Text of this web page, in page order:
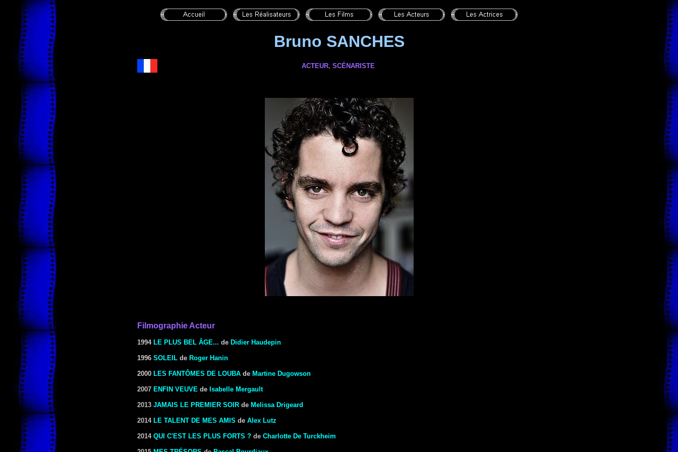
Bruno SANCHES
ACTEUR, SCÉNARISTE
Filmographie Acteur
1994 LE PLUS BEL ÂGE... de Didier Haudepin
1996 SOLEIL de Roger Hanin
2000 LES FANTÔMES DE LOUBA de Martine Dugowson
2007 ENFIN VEUVE de Isabelle Mergault
2013 JAMAIS LE PREMIER SOIR de Melissa Drigeard
2014 LE TALENT DE MES AMIS de Alex Lutz
2014 QUI C'EST LES PLUS FORTS ? de Charlotte De Turckheim